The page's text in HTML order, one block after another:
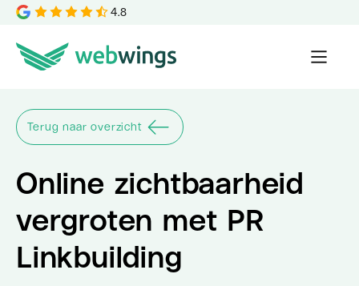
4.8
Terug naar overzicht
Online zichtbaarheid
vergroten met PR
Linkbuilding